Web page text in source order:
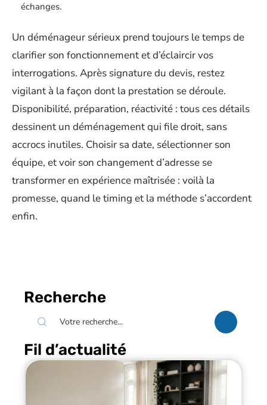
échanges.
Un déménageur sérieux prend toujours le temps de
clarifier son fonctionnement et d’éclaircir vos
interrogations. Après signature du devis, restez
vigilant à la façon dont la prestation se déroule.
Disponibilité, préparation, réactivité : tous ces détails
dessinent un déménagement qui file droit, sans
accrocs inutiles. Choisir sa date, sélectionner son
équipe, et voir son changement d’adresse se
transformer en expérience maîtrisée : voilà la
promesse, quand le timing et la méthode s’accordent
enfin.
Recherche
Fil d’actualité